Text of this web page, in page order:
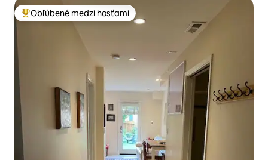
Najobľúbenejšie medzi hosťami
Obľúbené medzi hosťami